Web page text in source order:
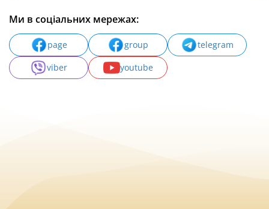
Ми в соціальних мережах:
page group
telegram
viber
youtube